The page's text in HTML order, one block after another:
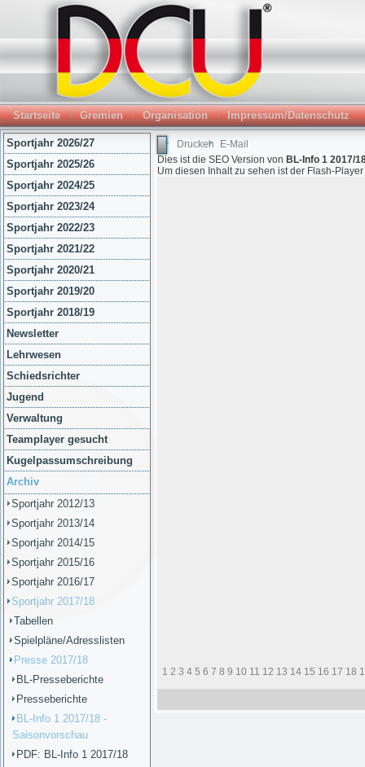
Startseite Gremien Organisation Impressum/Datenschutz
Sportjahr 2026/27
Sportjahr 2025/26
Sportjahr 2024/25
Sportjahr 2023/24
Sportjahr 2022/23
Sportjahr 2021/22
Sportjahr 2020/21
Sportjahr 2019/20
Sportjahr 2018/19
Newsletter
Lehrwesen
Schiedsrichter
Jugend
Verwaltung
Teamplayer gesucht
Kugelpassumschreibung
Archiv
Sportjahr 2012/13
Sportjahr 2013/14
Sportjahr 2014/15
Sportjahr 2015/16
Sportjahr 2016/17
Sportjahr 2017/18
Tabellen
Spielpläne/Adresslisten
Presse 2017/18
BL-Presseberichte
Presseberichte
BL-Info 1 2017/18 -
Saisonvorschau
PDF: BL-Info 1 2017/18
Drucken
E-Mail
Dies ist die SEO Version von BL-Info 1 2017/
Um diesen Inhalt zu sehen ist der Flash-
1 2 3 4 5 6 7 8 9 10 11 12 13 14 15 16 17 18